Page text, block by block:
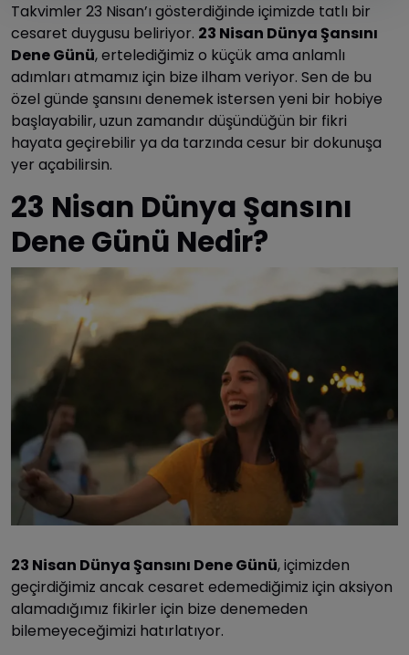
Takvimler 23 Nisan’ı gösterdiğinde içimizde tatlı bir
cesaret duygusu beliriyor. 23 Nisan Dünya Şansını
Dene Günü, ertelediğimiz o küçük ama anlamlı
adımları atmamız için bize ilham veriyor. Sen de bu
özel günde şansını denemek istersen yeni bir hobiye
başlayabilir, uzun zamandır düşündüğün bir fikri
hayata geçirebilir ya da tarzında cesur bir dokunuşa
yer açabilirsin.
23 Nisan Dünya Şansını
Dene Günü Nedir?
23 Nisan Dünya Şansını Dene Günü, içimizden
geçirdiğimiz ancak cesaret edemediğimiz için aksiyon
alamadığımız fikirler için bize denemeden
bilemeyeceğimizi hatırlatıyor.